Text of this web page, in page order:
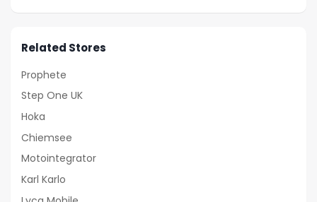
Related Stores
Prophete
Step One UK
Hoka
Chiemsee
Motointegrator
Karl Karlo